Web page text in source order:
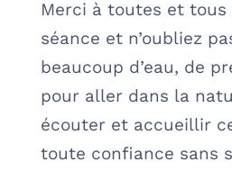
Merci à toutes et
séance et n’oubliez
beaucoup d’eau, de
pour aller dans la
écouter et accueillir
toute confiance sans